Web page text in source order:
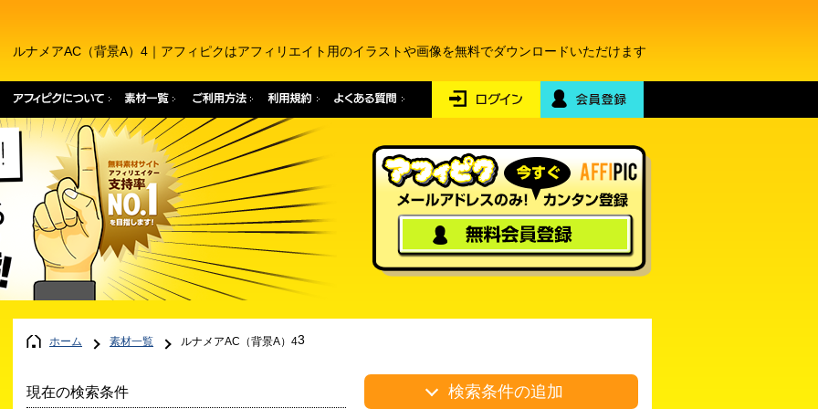
ルナメアAC（背景A）4｜アフィピクはアフィリエイト用のイラストや画像を無料でダウンロードいただけます
ホーム 3
素材一覧 ルナメアAC（背景A）4
現在の検索条件 検索条件の追加